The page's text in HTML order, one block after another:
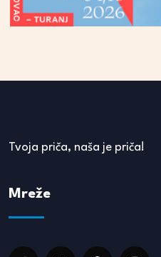
Tvoja priča, naša je priča!
Mreže